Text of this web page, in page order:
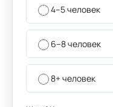
4–5 человек
6–8 человек
8+ человек